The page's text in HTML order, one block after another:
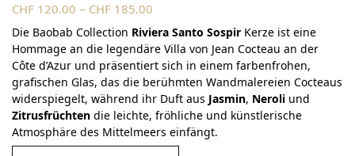
CHF 120.00 – CHF 185.00
Die Baobab Collection Riviera Santo Sospir Kerze ist eine
Hommage an die legendäre Villa von Jean Cocteau an der
Côte d’Azur und präsentiert sich in einem farbenfrohen,
grafischen Glas, das die berühmten Wandmalereien Cocteaus
widerspiegelt, während ihr Duft aus Jasmin, Neroli und
Zitrusfrüchten die leichte, fröhliche und künstlerische
Atmosphäre des Mittelmeers einfängt.